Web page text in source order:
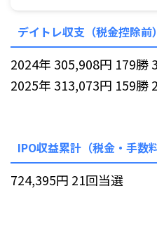
デイトレ収支（税金控除前）
2024年 305,908円 179勝
2025年 313,073円 159勝
IPO収益累計（税金・手数
724,395円 21回当選